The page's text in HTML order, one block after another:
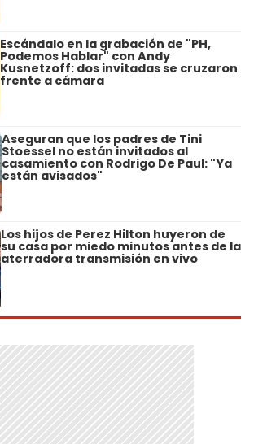
Escándalo en la grabación de "PH,
Podemos Hablar" con Andy
Kusnetzoff: dos invitadas se cruzaron
frente a cámara
Aseguran que los padres de Tini
Stoessel no están invitados al
casamiento con Rodrigo De Paul: "Ya
están avisados"
Los hijos de Perez Hilton huyeron de
su casa por miedo minutos antes de la
aterradora transmisión en vivo